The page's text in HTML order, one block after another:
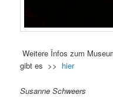
Weitere Înfos zum
gibt es >> hier
Susanne Schweers